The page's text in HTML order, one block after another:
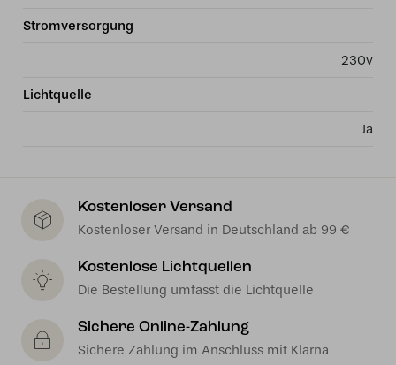
Stromversorgung
230v
Lichtquelle
Ja
Kostenloser Versand
Kostenloser Versand in Deutschland ab 99 €
Kostenlose Lichtquellen
Die Bestellung umfasst die Lichtquelle
Sichere Online-Zahlung
Sichere Zahlung im Anschluss mit Klarna